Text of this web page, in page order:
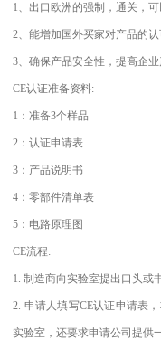
1、出口欧洲的强制，通关，
2、能增加国外买家对产品的
3、确保产品安全性，提高企
CE认证准备资料:
1：准备3个样品
2：认证申请表
3：产品说明书
4：零部件清单表
5：电路原理图
CE流程:
1. 制造商向实验室提出口头或
2. 申请人填写CE认证申请表
实验室，还要求申请公司提供